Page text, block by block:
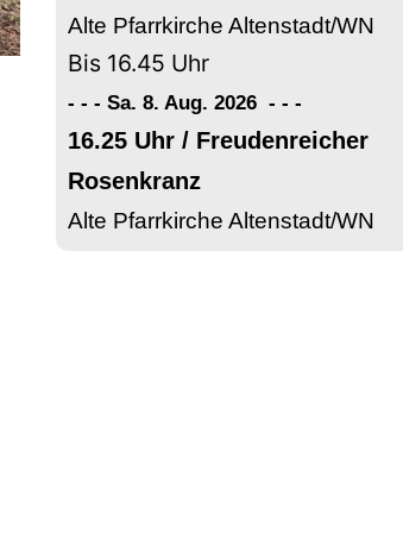
Alte Pfarrkirche Altenstadt/WN
Bis 16.45 Uhr
- - - Sa. 8. Aug. 2026 - --
16.25 Uhr / Freudenreicher
Rosenkranz
Alte Pfarrkirche Altenstadt/WN